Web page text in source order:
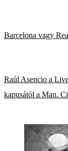
Barcelona vagy
Raúl Asencio a
kapusától a Man.